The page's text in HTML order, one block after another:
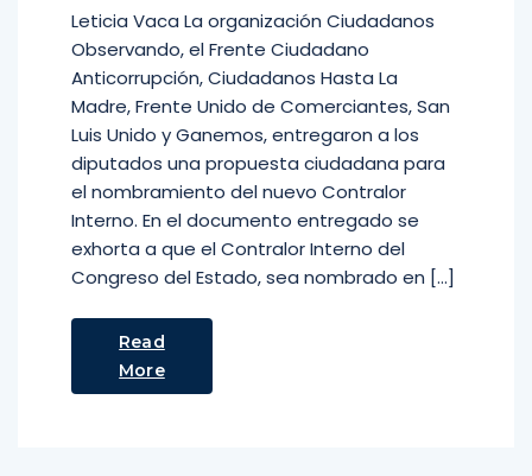
Leticia Vaca La organización Ciudadanos
Observando, el Frente Ciudadano
Anticorrupción, Ciudadanos Hasta La
Madre, Frente Unido de Comerciantes, San
Luis Unido y Ganemos, entregaron a los
diputados una propuesta ciudadana para
el nombramiento del nuevo Contralor
Interno. En el documento entregado se
exhorta a que el Contralor Interno del
Congreso del Estado, sea nombrado en […]
Read
More